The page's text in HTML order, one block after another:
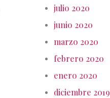
julio 2020
junio 2020
marzo 2020
febrero 2020
enero 2020
diciembre 2019